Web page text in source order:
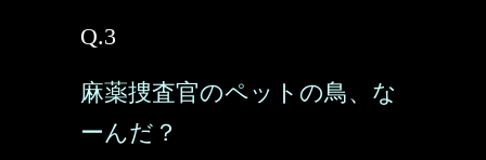
Q.3
麻薬捜査官のペットの鳥、な
ーんだ？